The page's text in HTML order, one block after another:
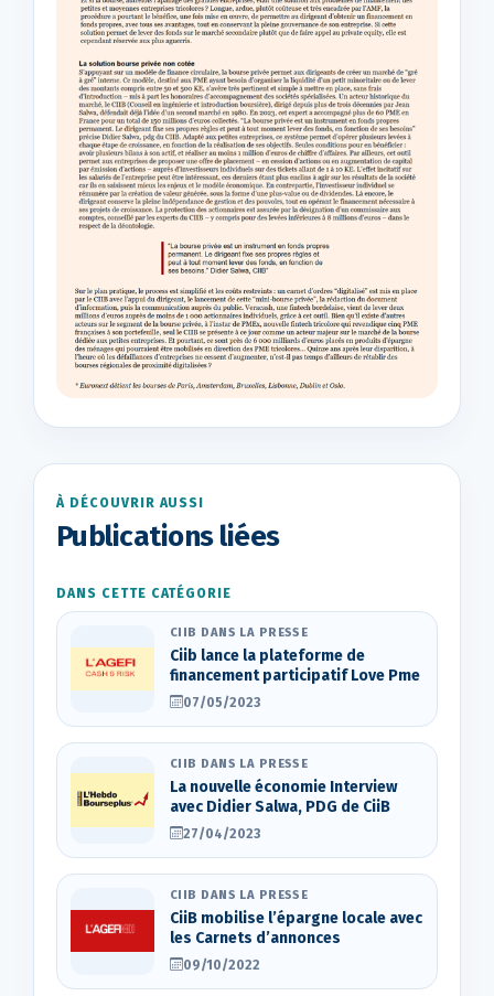
À DÉCOUVRIR AUSSI
Publications liées
DANS CETTE CATÉGORIE
CIIB DANS LA PRESSE
Ciib lance la plateforme de
financement participatif Love Pme
07/05/2023
CIIB DANS LA PRESSE
La nouvelle économie Interview
avec Didier Salwa, PDG de CiiB
27/04/2023
CIIB DANS LA PRESSE
CiiB mobilise l’épargne locale avec
les Carnets d’annonces
09/10/2022